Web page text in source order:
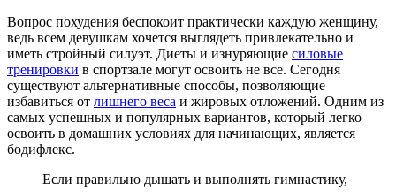
Вопрос похудения беспокоит практически каждую женщину,
ведь всем девушкам хочется выглядеть привлекательно и
иметь стройный силуэт. Диеты и изнуряющие силовые
тренировки в спортзале могут освоить не все. Сегодня
существуют альтернативные способы, позволяющие
избавиться от лишнего веса и жировых отложений. Одним из
самых успешных и популярных вариантов, который легко
освоить в домашних условиях для начинающих, является
бодифлекс.
Если правильно дышать и выполнять гимнастику,